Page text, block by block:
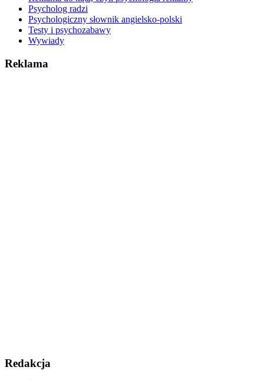
Psycholog radzi
Psychologiczny słownik angielsko-polski
Testy i psychozabawy
Wywiady
Reklama
Redakcja